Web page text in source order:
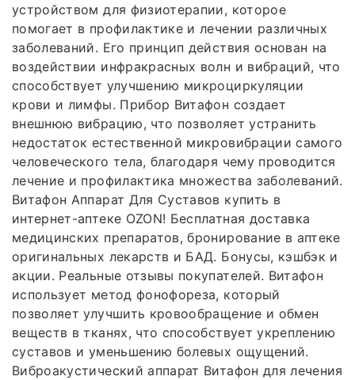
устройством для физиотерапии, которое
помогает в профилактике и лечении различных
заболеваний. Его принцип действия основан на
воздействии инфракрасных волн и вибраций, что
способствует улучшению микроциркуляции
крови и лимфы. Прибор Витафон создает
внешнюю вибрацию, что позволяет устранить
недостаток естественной микровибрации самого
человеческого тела, благодаря чему проводится
лечение и профилактика множества заболеваний.
Витафон Аппарат Для Суставов купить в
интернет-аптеке OZON! Бесплатная доставка
медицинских препаратов, бронирование в аптеке
оригинальных лекарств и БАД. Бонусы, кэшбэк и
акции. Реальные отзывы покупателей. Витафон
использует метод фонофореза, который
позволяет улучшить кровообращение и обмен
веществ в тканях, что способствует укреплению
суставов и уменьшению болевых ощущений.
Виброакустический аппарат Витафон для лечения